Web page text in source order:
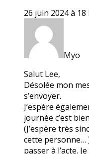
26 juin 2024 à 18
Myo
Salut Lee,
Désolée mon
s’envoyer.
J’espère
journée c’est
(J’espère très
cette personne…
passer à l’acte.